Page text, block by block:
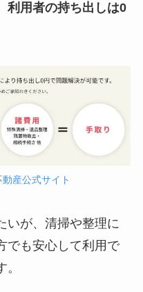
利用者の持ち出しは0
動産公式サイト
いが、清掃や整理に
でも安心して利用で